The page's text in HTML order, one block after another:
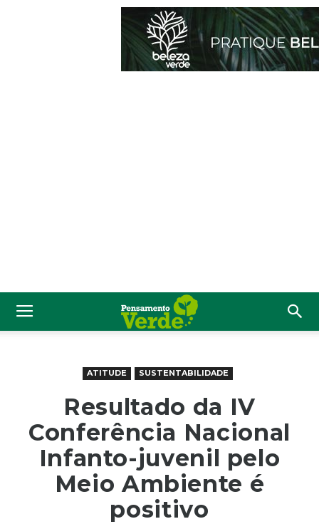
ATITUDE SUSTENTABILIDADE
Resultado da IV
Conferência Nacional
Infanto-juvenil pelo
Meio Ambiente é
positivo